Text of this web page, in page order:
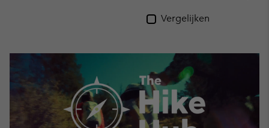
Vergelijken